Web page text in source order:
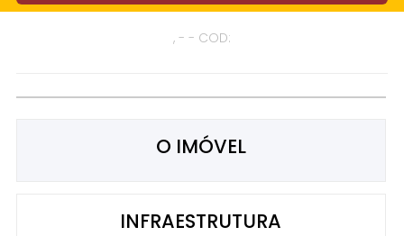
, - - COD:
O IMÓVEL
INFRAESTRUTURA